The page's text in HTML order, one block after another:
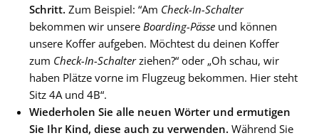
Schritt. Zum Beispiel: “Am Check-In-Schalter
bekommen wir unsere Boarding-Pässe und können
unsere Koffer aufgeben. Möchtest du deinen Koffer
zum Check-In-Schalterziehen?“ oder „Oh schau, wir
haben Plätze vorne im Flugzeug bekommen. Hier steht
Sitz 4A und 4B“.
Wiederholen Sie alle neuen Wörter und ermutigen
Sie Ihr Kind, diese auch zu verwenden. Während Sie